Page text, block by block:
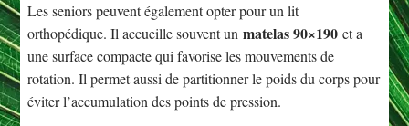
Les seniors peuvent également opter pour un lit
orthopédique. Il accueille souvent unmatelas 90×190 et a
une surface compacte qui favorise les mouvements de
rotation. Il permet aussi de partitionner le poids du corps pour
éviter l’accumulation des points de pression.